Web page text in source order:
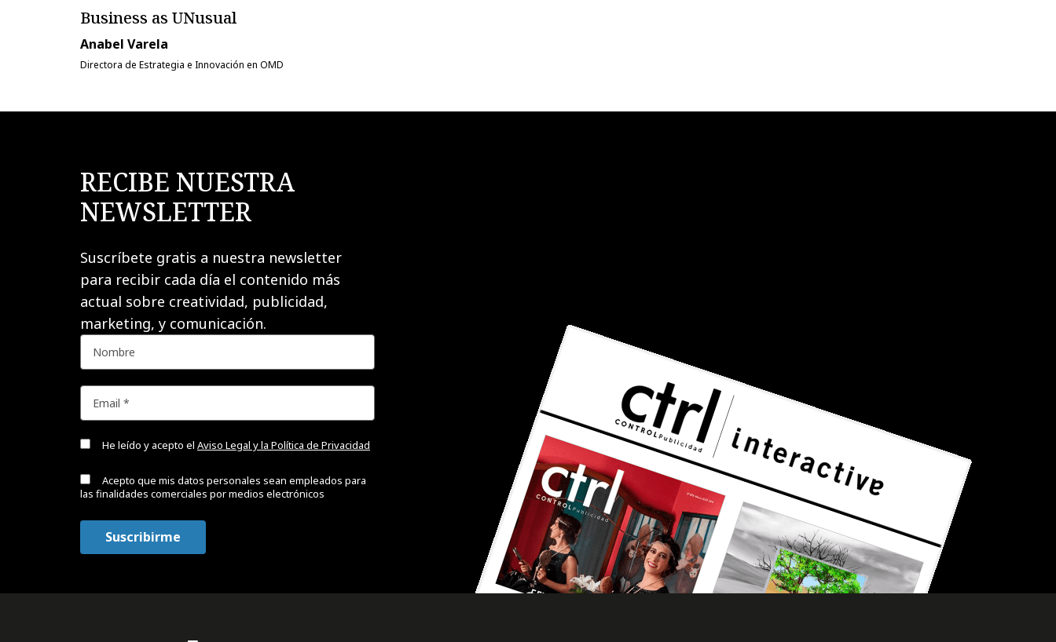
Business as UNusual
Anabel Varela
Directora de Estrategia e Innovación en OMD
RECIBE NUESTRA
NEWSLETTER
Suscríbete gratis a nuestra newsletter
para recibir cada día el contenido más
actual sobre creatividad, publicidad,
marketing, y comunicación.
He leído y acepto el Aviso Legal y la Política de Privacidad
Acepto que mis datos personales sean empleados para
las finalidades comerciales por medios electrónicos